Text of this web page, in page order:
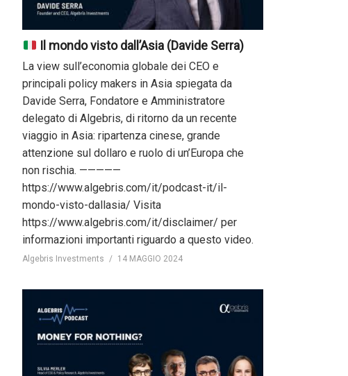
Il mondo visto dall’Asia (Davide Serra)
La view sull’economia globale dei CEO e
principali policy makers in Asia spiegata da
Davide Serra, Fondatore e Amministratore
delegato di Algebris, di ritorno da un recente
viaggio in Asia: ripartenza cinese, grande
attenzione sul dollaro e ruolo di un’Europa che
non rischia. —————
https://www.algebris.com/it/podcast-it/il-
mondo-visto-dallasia/ Visita
https://www.algebris.com/it/disclaimer/ per
informazioni importanti riguardo a questo video.
Algebris Investments 14 MAGGIO 2024